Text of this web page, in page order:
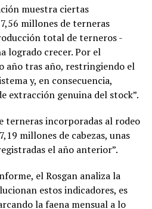
muestra ciertas
millones de terneras
total de terneros -
logrado crecer. Por el
año tras año, restringiendo el
y, en consecuencia,
extracción genuina del stock”.
terneras incorporadas al rodeo
millones de cabezas, unas
el año anterior”.
el Rosgan analiza la
estos indicadores, es
la faena mensual a lo